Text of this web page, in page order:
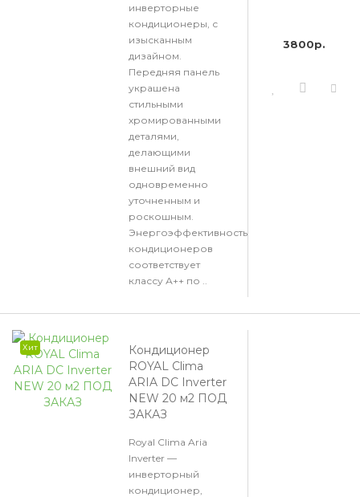
инверторные
кондиционеры, с
изысканным
дизайном.
Передняя панель
украшена
стильными
хромированными
деталями,
делающими
внешний вид
одновременно
уточненным и
роскошным.
Энергоэффективность
кондиционеров
соответствует
классу А++ по ..
3800р.
Хит
Кондиционер
ROYAL Clima
ARIA DC Inverter
NEW 20 м2 ПОД
ЗАКАЗ
Royal Clima Aria
Inverter —
инверторный
кондиционер,